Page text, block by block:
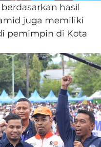
hasil
juga memiliki
pemimpin di Kota